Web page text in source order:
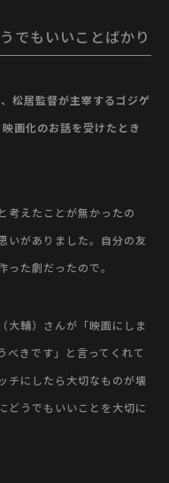
でもいいことばかり
松居監督が主宰するゴジゲ
画化のお話を受けたとき
考えたことが無かったの
いがありました。自分の友
た劇だったので。
大輔）さんが「映画にしま
べきです」と言ってくれて
チにしたら大切なものが壊
どうでもいいことを大切に